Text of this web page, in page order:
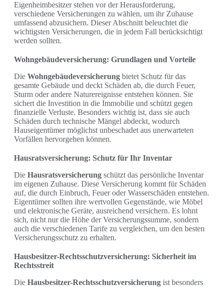
Eigenheimbesitzer stehen vor der Herausforderung,
verschiedene Versicherungen zu wählen, um ihr Zuhause
umfassend abzusichern. Dieser Abschnitt beleuchtet die
wichtigsten Versicherungen, die in jedem Fall berücksichtigt
werden sollten.
Wohngebäudeversicherung: Grundlagen und Vorteile
Die Wohngebäudeversicherung bietet Schutz für das
gesamte Gebäude und deckt Schäden ab, die durch Feuer,
Sturm oder andere Naturereignisse entstehen können. Sie
sichert die Investition in die Immobilie und schützt gegen
finanzielle Verluste. Besonders wichtig ist, dass sie auch
Schäden durch technische Mängel abdeckt, wodurch
Hauseigentümer möglichst unbeschadet aus unerwarteten
Vorfällen hervorgehen können.
Hausratsversicherung: Schutz für Ihr Inventar
Die Hausratsversicherung schützt das persönliche Inventar
im eigenen Zuhause. Diese Versicherung kommt für Schäden
auf, die durch Einbruch, Feuer oder Wasserschäden entstehen.
Eigentümer sollten ihre wertvollen Gegenstände, wie Möbel
und elektronische Geräte, ausreichend versichern. Es lohnt
sich, nicht nur die Höhe der Versicherungssumme, sondern
auch die verschiedenen Tarife zu vergleichen, um den besten
Versicherungsschutz zu erhalten.
Hausbesitzer-Rechtsschutzversicherung: Sicherheit im
Rechtsstreit
Die Hausbesitzer-Rechtsschutzversicherung ist besonders